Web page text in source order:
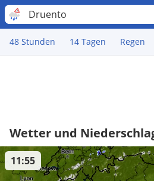
Druento
48 Stunden 14 Tagen Regen
Wetter und
11:55